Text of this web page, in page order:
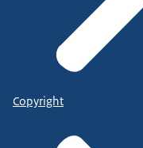
Copyright